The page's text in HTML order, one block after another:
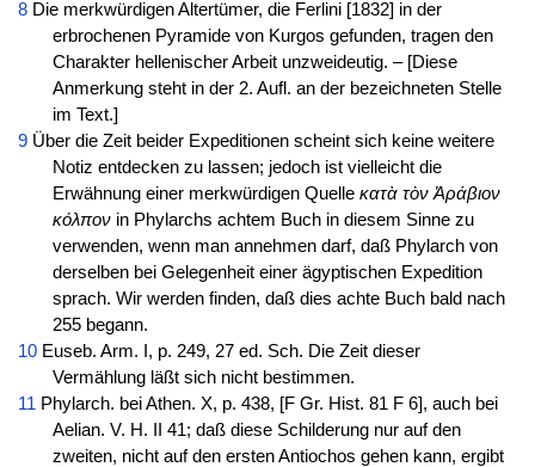
8Die merkwürdigen Altertümer, die Ferlini [1832] in der
erbrochenen Pyramide von Kurgos gefunden, tragen den
Charakter hellenischer Arbeit unzweideutig. – [Diese
Anmerkung steht in der 2. Aufl. an der bezeichneten Stelle
im Text.]
9Über die Zeit beider Expeditionen scheint sich keine weitere
Notiz entdecken zu lassen; jedoch ist vielleicht die
Erwähnung einer merkwürdigen Quelleκατὰ τὸν Ἀράβιον
κόλπονin Phylarchs achtem Buch in diesem Sinne zu
verwenden, wenn man annehmen darf, daß Phylarch von
derselben bei Gelegenheit einer ägyptischen Expedition
sprach. Wir werden finden, daß dies achte Buch bald nach
255 begann.
10Euseb. Arm. I, p. 249, 27 ed. Sch. Die Zeit dieser
Vermählung läßt sich nicht bestimmen.
11 Phylarch. bei Athen. X, p. 438, [F Gr. Hist. 81 F 6], auch bei
Aelian. V. H. II 41; daß diese Schilderung nur auf den
zweiten, nicht auf den ersten Antiochos gehen kann, ergibt